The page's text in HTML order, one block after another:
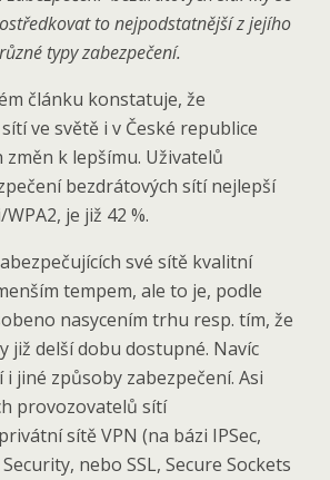
to nejpodstatnější z jejího
typy zabezpečení.
článku konstatuje, že
ve světě i v České republice
k lepšímu. Uživatelů
bezdrátových sítí nejlepší
je již 42 %.
své sítě kvalitní
tempem, ale to je, podle
nasycením trhu resp. tím, že
již delší dobu dostupné. Navíc
jiné způsoby zabezpečení. Asi
provozovatelů sítí
sítě VPN (na bázi IPSec,
nebo SSL, Secure Sockets